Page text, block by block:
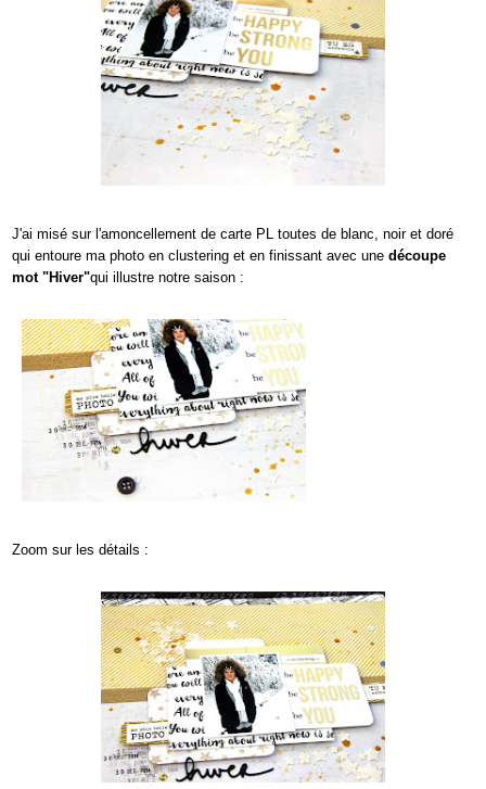
J'ai misé sur l'amoncellement de carte PL toutes de blanc, noir et doré
qui entoure ma photo en clustering et en finissant avec une découpe
mot "Hiver"qui illustre notre saison :
Zoom sur les détails :